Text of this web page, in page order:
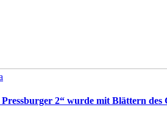
2“ wurde mit Blättern des